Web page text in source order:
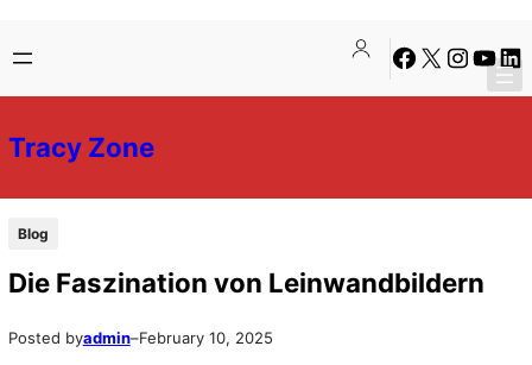
to
content
to
content
Facebook
X Instagram
Tracy Zone
Blog
Die Faszination von Leinwandbildern
Posted byadmin–February 10, 2025